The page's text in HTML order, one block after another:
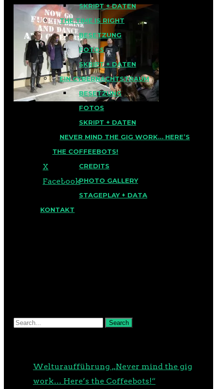
SKRIPT + DATEN
THE TIME IS RIGHT
BESETZUNG
FOTOS
SKRIPT + DATEN
EIN CYBERNACHTSTRAUM
BESETZUNG
FOTOS
SKRIPT + DATEN
NEVER MIND THE GIG WORK… HERE’S
THE COFFEEBOTS!
CREDITS
PHOTO GALLERY
STAGEPLAY + DATA
KONTAKT
TEILEN MIT:
X
Facebook
Welturaufführung „Never mind the gig
work… Here’s the Coffeebots!“